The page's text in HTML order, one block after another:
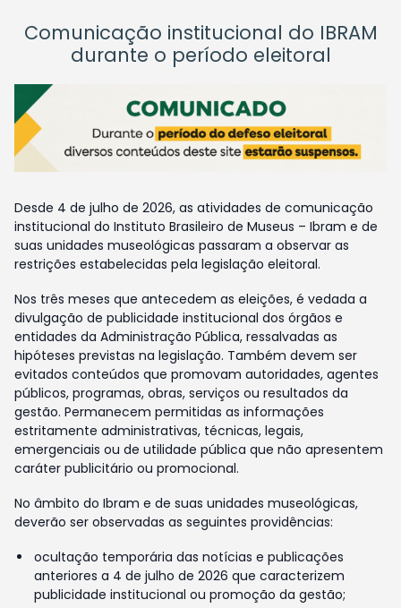
Comunicação institucional do IBRAM
durante o período eleitoral
Desde 4 de julho de 2026, as atividades de comunicação
institucional do Instituto Brasileiro de Museus – Ibram e de
suas unidades museológicas passaram a observar as
restrições estabelecidas pela legislação eleitoral.
Nos três meses que antecedem as eleições, é vedada a
divulgação de publicidade institucional dos órgãos e
entidades da Administração Pública, ressalvadas as
hipóteses previstas na legislação. Também devem ser
evitados conteúdos que promovam autoridades, agentes
públicos, programas, obras, serviços ou resultados da
gestão. Permanecem permitidas as informações
estritamente administrativas, técnicas, legais,
emergenciais ou de utilidade pública que não apresentem
caráter publicitário ou promocional.
No âmbito do Ibram e de suas unidades museológicas,
deverão ser observadas as seguintes providências:
ocultação temporária das notícias e publicações
anteriores a 4 de julho de 2026 que caracterizem
publicidade institucional ou promoção da gestão;